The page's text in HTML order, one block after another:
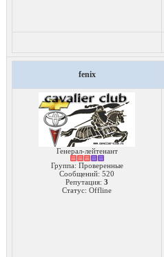
fenix
Генерал-лейтенант
Группа: Проверенные
Сообщений: 520
Репутация: 3
Статус: Offline